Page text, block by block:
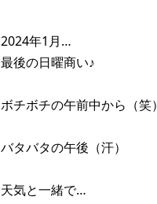
2024年1月…
最後の日曜商い♪
ボチボチの午前中から（笑）
バタバタの午後（汗）
天気と一緒で…